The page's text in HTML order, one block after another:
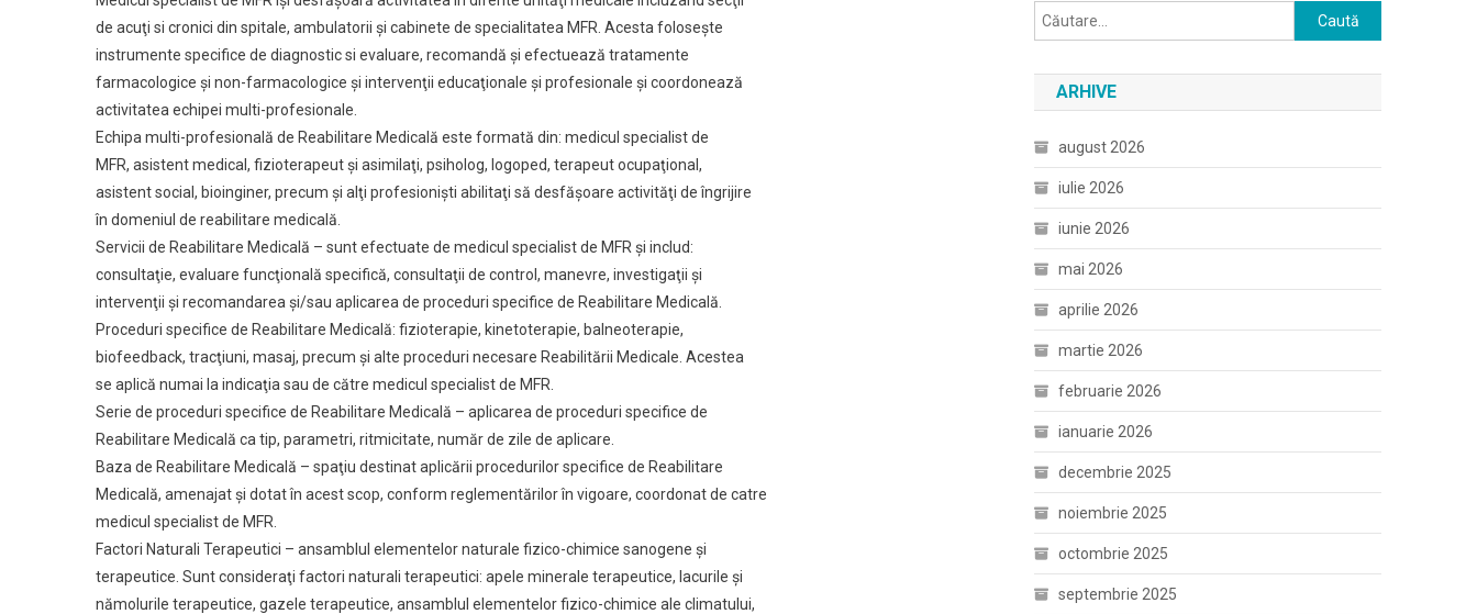
de acuţi si cronici din spitale, ambulatorii şi cabinete de specialitatea MFR. Acesta foloseşte
instrumente specifice de diagnostic si evaluare, recomandă şi efectuează tratamente
farmacologice şi non-farmacologice şi intervenţii educaţionale şi profesionale şi coordonează
activitatea echipei multi-profesionale.
Echipa multi-profesională de Reabilitare Medicală este formată din: medicul specialist de
MFR, asistent medical, fizioterapeut şi asimilaţi, psiholog, logoped, terapeut ocupaţional,
asistent social, bioinginer, precum şi alţi profesionişti abilitaţi să desfăşoare activităţi de îngrijire
în domeniul de reabilitare medicală.
Servicii de Reabilitare Medicală – sunt efectuate de medicul specialist de MFR şi includ:
consultaţie, evaluare funcţională specifică, consultaţii de control, manevre, investigaţii şi
intervenţii şi recomandarea şi/sau aplicarea de proceduri specifice de Reabilitare Medicală.
Proceduri specifice de Reabilitare Medicală: fizioterapie, kinetoterapie, balneoterapie,
biofeedback, tracţiuni, masaj, precum şi alte proceduri necesare Reabilitării Medicale. Acestea
se aplică numai la indicaţia sau de către medicul specialist de MFR.
Serie de proceduri specifice de Reabilitare Medicală – aplicarea de proceduri specifice de
Reabilitare Medicală ca tip, parametri, ritmicitate, număr de zile de aplicare.
Baza de Reabilitare Medicală – spaţiu destinat aplicării procedurilor specifice de Reabilitare
Medicală, amenajat şi dotat în acest scop, conform reglementărilor în vigoare, coordonat de catre
medicul specialist de MFR.
Factori Naturali Terapeutici – ansamblul elementelor naturale fizico-chimice sanogene și
terapeutice. Sunt consideraţi factori naturali terapeutici: apele minerale terapeutice, lacurile şi
nămolurile terapeutice, gazele terapeutice, ansamblul elementelor fizico-chimice ale climatului,
Caută
după:
ARHIVE
august 2026
iulie 2026
iunie 2026
mai 2026
aprilie 2026
martie 2026
februarie 2026
ianuarie 2026
decembrie 2025
noiembrie 2025
octombrie 2025
septembrie 2025